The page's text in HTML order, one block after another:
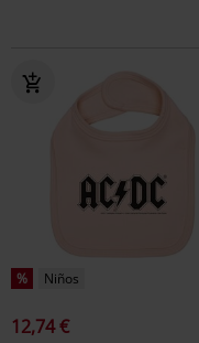
% Niños
12,74 €